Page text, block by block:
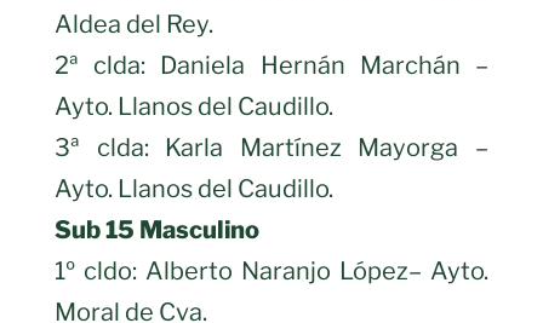
Aldea del Rey.
2ª clda: Daniela Hernán Marchán –
Ayto. Llanos del Caudillo.
3ª clda: Karla Martínez Mayorga –
Ayto. Llanos del Caudillo.
Sub 15 Masculino
1º cldo: Alberto Naranjo López– Ayto.
Moral de Cva.